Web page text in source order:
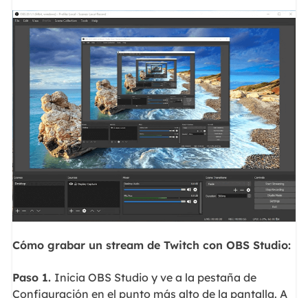
Cómo grabar un stream de Twitch con OBS Studio:
Paso 1. Inicia OBS Studio y ve a la pestaña de
Configuración en el punto más alto de la pantalla. A